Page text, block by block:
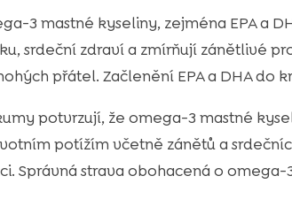
3 mastné kyseliny, zejména EPA a
srdeční zdraví a zmírňují zánětlivé
přátel. Začlenění EPA a DHA
potvrzují, že omega-3 mastné
potížím včetně zánětů a
Správná strava obohacená o